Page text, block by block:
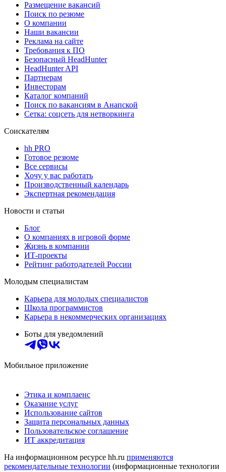
Размещение вакансий
Поиск по резюме
О компании
Наши вакансии
Реклама на сайте
Требования к ПО
Безопасный HeadHunter
HeadHunter API
Партнерам
Инвесторам
Каталог компаний
Поиск по вакансиям в Анапской
Сетка: соцсеть для нетворкинга
Соискателям
hh PRO
Готовое резюме
Все сервисы
Хочу у вас работать
Производственный календарь
Экспертная рекомендация
Новости и статьи
Блог
О компаниях в игровой форме
Жизнь в компании
ИТ-проекты
Рейтинг работодателей России
Молодым специалистам
Карьера для молодых специалистов
Школа программистов
Карьера в некоммерческих организациях
Боты для уведомлений
Мобильное приложение
Этика и комплаенс
Оказание услуг
Использование сайтов
Защита персональных данных
Пользовательское соглашение
ИТ аккредитация
На информационном ресурсе hh.ru применяются
рекомендательные технологии (информационные технологии